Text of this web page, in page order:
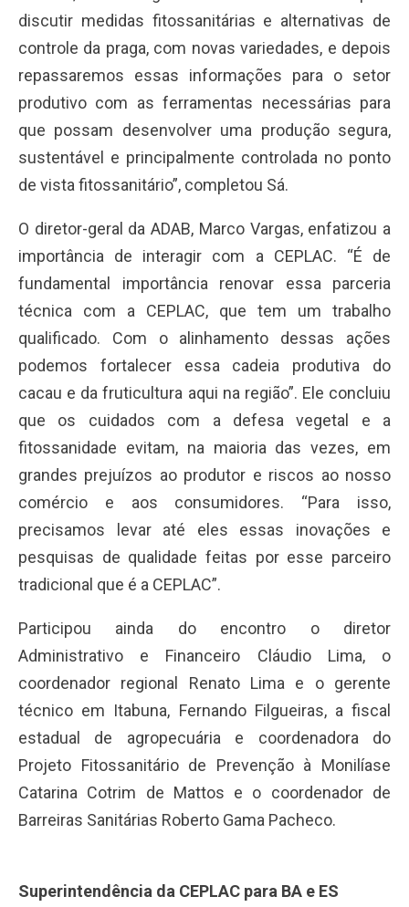
discutir medidas fitossanitárias e alternativas de
controle da praga, com novas variedades, e depois
repassaremos essas informações para o setor
produtivo com as ferramentas necessárias para
que possam desenvolver uma produção segura,
sustentável e principalmente controlada no ponto
de vista fitossanitário”, completou Sá.
O diretor-geral da ADAB, Marco Vargas, enfatizou a
importância de interagir com a CEPLAC. “É de
fundamental importância renovar essa parceria
técnica com a CEPLAC, que tem um trabalho
qualificado. Com o alinhamento dessas ações
podemos fortalecer essa cadeia produtiva do
cacau e da fruticultura aqui na região”. Ele concluiu
que os cuidados com a defesa vegetal e a
fitossanidade evitam, na maioria das vezes, em
grandes prejuízos ao produtor e riscos ao nosso
comércio e aos consumidores. “Para isso,
precisamos levar até eles essas inovações e
pesquisas de qualidade feitas por esse parceiro
tradicional que é a CEPLAC”.
Participou ainda do encontro o diretor
Administrativo e Financeiro Cláudio Lima, o
coordenador regional Renato Lima e o gerente
técnico em Itabuna, Fernando Filgueiras, a fiscal
estadual de agropecuária e coordenadora do
Projeto Fitossanitário de Prevenção à Monilíase
Catarina Cotrim de Mattos e o coordenador de
Barreiras Sanitárias Roberto Gama Pacheco.
Superintendência da CEPLAC para BA e ES